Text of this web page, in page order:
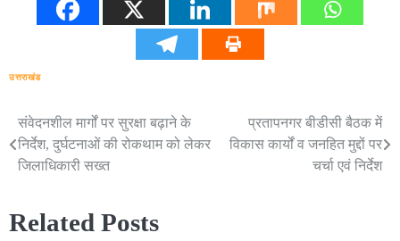
उत्तराखंड
Post
navigation
संवेदनशील मार्गों पर सुरक्षा बढ़ाने के
निर्देश, दुर्घटनाओं की रोकथाम को लेकर
जिलाधिकारी सख्त
प्रतापनगर बीडीसी बैठक में
विकास कार्यों व जनहित मुद्दों पर
चर्चा एवं निर्देश
Related Posts